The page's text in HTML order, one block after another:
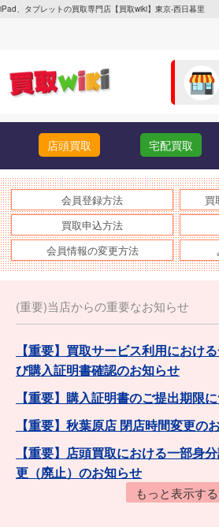
iPad、タブレットの買取専門店【買取wiki】東京-西日暮里
店頭買取 宅配買取
会員登録方法
買
買取申込方法
会員情報の変更方法
(重要)当店からの重要なお知らせ
【重要】買取サービス利用におけ
び購入証明書確認のお知らせ
【重要】購入証明書のご提出期限
【重要】秋葉原店 閉店時間変更の
【重要】店頭買取における一部身
更（廃止）のお知らせ
【重要】健康保険証の取り扱い廃止
もっと表示する